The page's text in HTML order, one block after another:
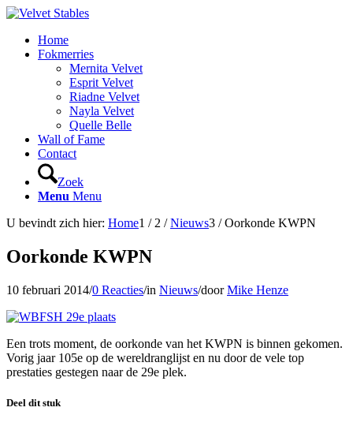
Home
Fokmerries
Mernita Velvet
Esprit Velvet
Riadne Velvet
Nayla Velvet
Quelle Belle
Wall of Fame
Contact
Zoek
Menu Menu
U bevindt zich hier: Home1 / 2 / Nieuws3 / Oorkonde KWPN
Oorkonde KWPN
10 februari 2014/0 Reacties/in Nieuws/doorMike Henze
Een trots moment, de oorkonde van het KWPN is binnen gekomen.
Vorig jaar 105e op de wereldranglijst en nu door de vele top
prestaties gestegen naar de 29e plek.
Deel dit stuk